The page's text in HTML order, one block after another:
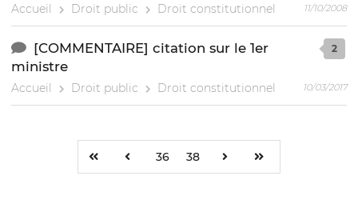
Accueil Droit public Droit constitutionnel 11/10/2008
[COMMENTAIRE] citation sur le 1er
ministre
Accueil Droit public Droit constitutionnel
2
10/03/2017
36 38